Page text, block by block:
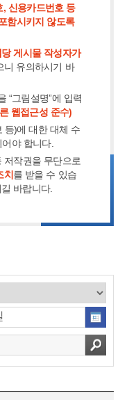
, 신용카드번호 등
함시키지 않도록
게시물 작성자가
니 유의하시기 바
“그림설명”에 입력
웹접근성 준수)
등)에 대한 대체 수
야 합니다.
저작권을 무단으로
치 를 받을 수 있습
바랍니다.